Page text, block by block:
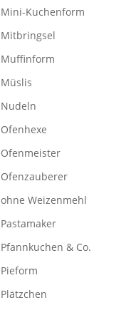
Mini-Kuchenform
Mitbringsel
Muffinform
Müslis
Nudeln
Ofenhexe
Ofenmeister
Ofenzauberer
ohne Weizenmehl
Pastamaker
Pfannkuchen & Co.
Pieform
Plätzchen